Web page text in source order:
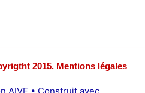
2015. Mentions légales